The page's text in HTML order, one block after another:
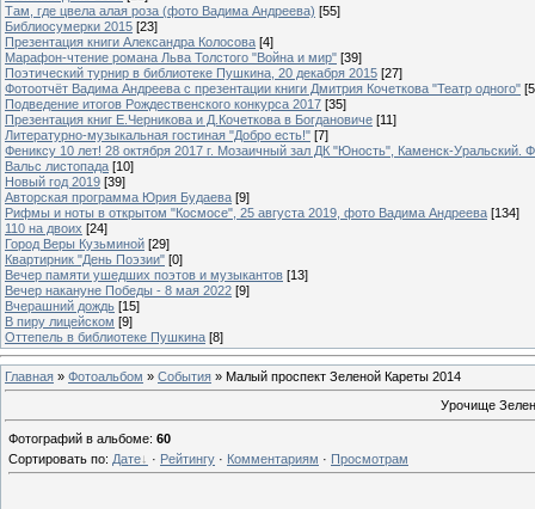
Там, где цвела алая роза (фото Вадима Андреева) [55]
Библиосумерки 2015 [23]
Презентация книги Александра Колосова [4]
Марафон-чтение романа Льва Толстого "Война и мир" [39]
Поэтический турнир в библиотеке Пушкина, 20 декабря 2015 [27]
Фотоотчёт Вадима Андреева с презентации книги Дмитрия Кочеткова "Театр одного"
Подведение итогов Рождественского конкурса 2017 [35]
Презентация книг Е.Черникова и Д.Кочеткова в Богдановиче [11]
Литературно-музыкальная гостиная "Добро есть!" [7]
Фениксу 10 лет! 28 октября 2017 г. Мозаичный зал ДК "Юность", Каменск-Уральский.
Вальс листопада [10]
Новый год 2019 [39]
Авторская программа Юрия Будаева [9]
Рифмы и ноты в открытом "Космосе", 25 августа 2019, фото Вадима Андреева [134]
110 на двоих [24]
Город Веры Кузьминой [29]
Квартирник "День Поэзии" [0]
Вечер памяти ушедших поэтов и музыкантов [13]
Вечер накануне Победы - 8 мая 2022 [9]
Вчерашний дождь [15]
В пиру лицейском [9]
Оттепель в библиотеке Пушкина [8]
Главная » Фотоальбом » События » Малый проспект Зеленой Кареты 2014
Урочище
Фотографий в альбоме: 60
Сортировать по: Дате · Рейтингу · Комментариям · Просмотрам